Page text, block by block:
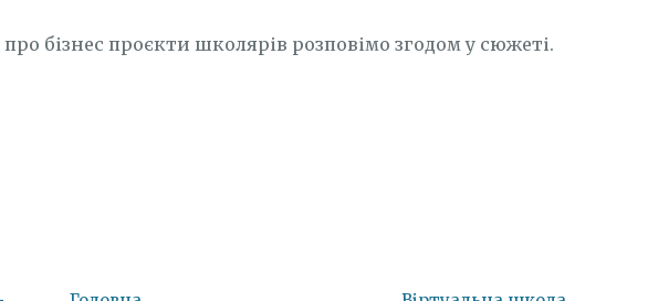
бізнес проєкти школярів розповімо згодом у сюжеті.